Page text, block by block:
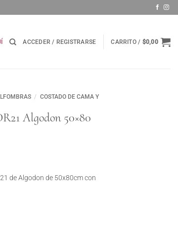
ACCEDER / REGISTRARSE CARRITO / $0,00
/ COSTADO DE CAMA Y
Algodon 50×80
de Algodon de 50x80cm con